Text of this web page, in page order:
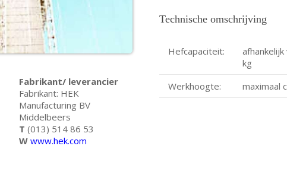
Fabrikant/ leverancier
Fabrikant: HEK
Manufacturing BV
Middelbeers
T (013) 514 86 53
W www.hek.com
Technische omschrijving
Hefcapaciteit:
kg
Werkhoogte:
maximaal